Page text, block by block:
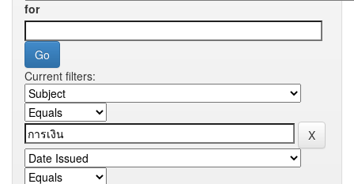
for
Current filters: